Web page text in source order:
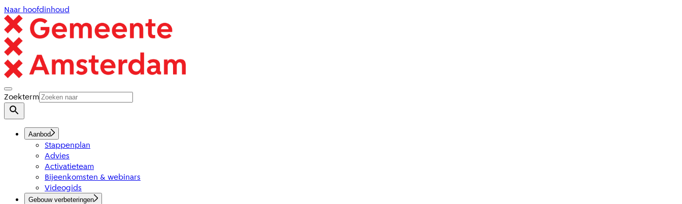
Naar hoofdinhoud
Zoekterm
Aanbod
Stappenplan
Advies
Activatieteam
Bijeenkomsten & webinars
Videogids
Gebouw verbeteringen